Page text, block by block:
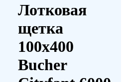
Лотковая
щетка
100х400
Bucher